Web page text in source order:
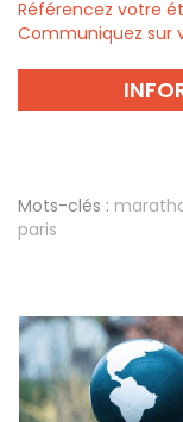
Référencez votre
Communiquez sur
Mots-clés :
paris